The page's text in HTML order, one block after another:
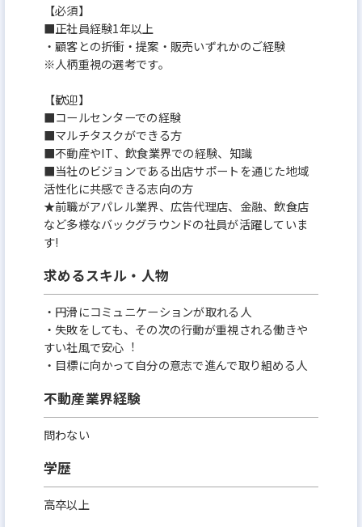
【必須】
■正社員経験1年以上
・顧客との折衝・提案・販売いずれかのご経験
※⼈柄重視の選考です。
【歓迎】
■コールセンターでの経験
■マルチタスクができる方
■不動産やIT、飲食業界での経験、知識
■当社のビジョンである出店サポートを通じた地域
活性化に共感できる志向の方
★前職がアパレル業界、広告代理店、金融、飲食店
など多様なバックグラウンドの社員が活躍していま
す!
求めるスキル・人物
・円滑にコミュニケーションが取れる⼈
・失敗をしても、その次の⾏動が重視される働きや
すい社⾵で安⼼︕
・⽬標に向かって⾃分の意志で進んで取り組める⼈
不動産業界経験
問わない
学歴
高卒以上